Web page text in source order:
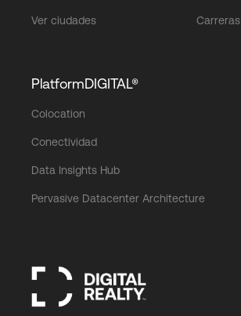
Ver ciudades Carreras
PlatformDIGITAL®
Colocation
Conectividad
Data Insights Hub
Pervasive Datacenter Architecture